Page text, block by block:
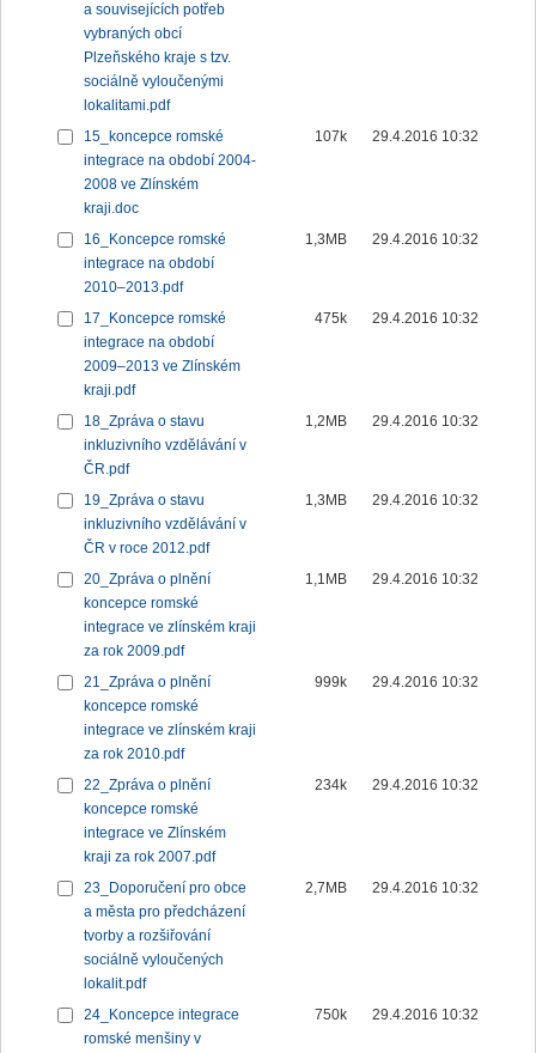
a souvisejících potřeb
vybraných obcí
Plzeňského kraje s tzv.
sociálně vyloučenými
lokalitami.pdf
15_koncepce romské
integrace na období 2004-
2008 ve Zlínském
kraji.doc
107k 29.4.2016 10:32
16_Koncepce romské
integrace na období
2010–2013.pdf
1,3MB 29.4.2016 10:32
17_Koncepce romské
integrace na období
2009–2013 ve Zlínském
kraji.pdf
475k 29.4.2016 10:32
18_Zpráva o stavu
inkluzivního vzdělávání v
ČR.pdf
1,2MB 29.4.2016 10:32
19_Zpráva o stavu
inkluzivního vzdělávání v
ČR v roce 2012.pdf
1,3MB 29.4.2016 10:32
20_Zpráva o plnění
koncepce romské
integrace ve zlínském kraji
za rok 2009.pdf
1,1MB 29.4.2016 10:32
21_Zpráva o plnění
koncepce romské
integrace ve zlínském kraji
za rok 2010.pdf
999k 29.4.2016 10:32
22_Zpráva o plnění
koncepce romské
integrace ve Zlínském
kraji za rok 2007.pdf
234k 29.4.2016 10:32
23_Doporučení pro obce
a města pro předcházení
tvorby a rozšiřování
sociálně vyloučených
lokalit.pdf
2,7MB 29.4.2016 10:32
24_Koncepce integrace
romské menšiny v
750k 29.4.2016 10:32